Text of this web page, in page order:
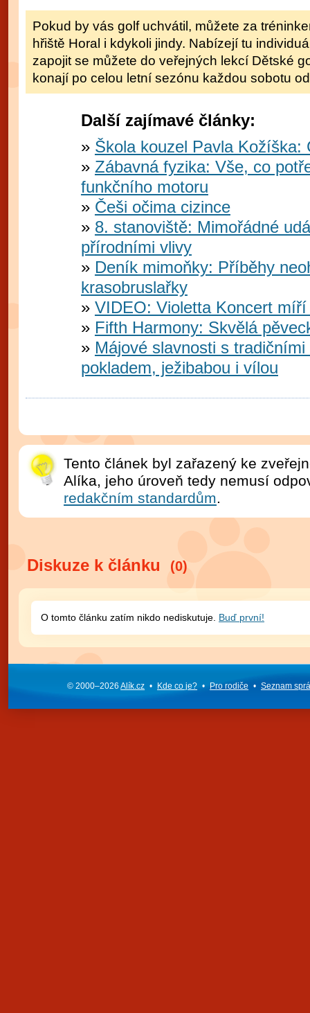
Pokud by vás golf uchvátil, můžete za
hřiště Horal i kdykoli jindy. Nabízejí tu
zapojit se můžete do veřejných lekcí Dětské
konají po celou letní sezónu každou sobotu
Další zajímavé články:
Škola kouzel Pavla Kožíška:
Zábavná fyzika: Vše, co
funkčního motoru
Češi očima cizince
8. stanoviště: Mimořádné
přírodními vlivy
Deník mimoňky: Příběhy
krasobruslařky
VIDEO: Violetta Koncert
Fifth Harmony: Skvělá
Májové slavnosti s tradičními
pokladem, ježibabou i vílou
Tento článek byl zařazený ke
Alíka, jeho úroveň tedy nemusí
redakčním standardům.
Diskuze k článku (0)
O tomto článku zatím nikdo nediskutuje. Buď první!
© 2000–2026Alík.cz • Kde co je? • Pro rodiče • Seznam